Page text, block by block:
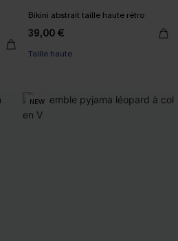
Bikini abstrait taille haute rétro
39,00 €
Taille haute
NEW